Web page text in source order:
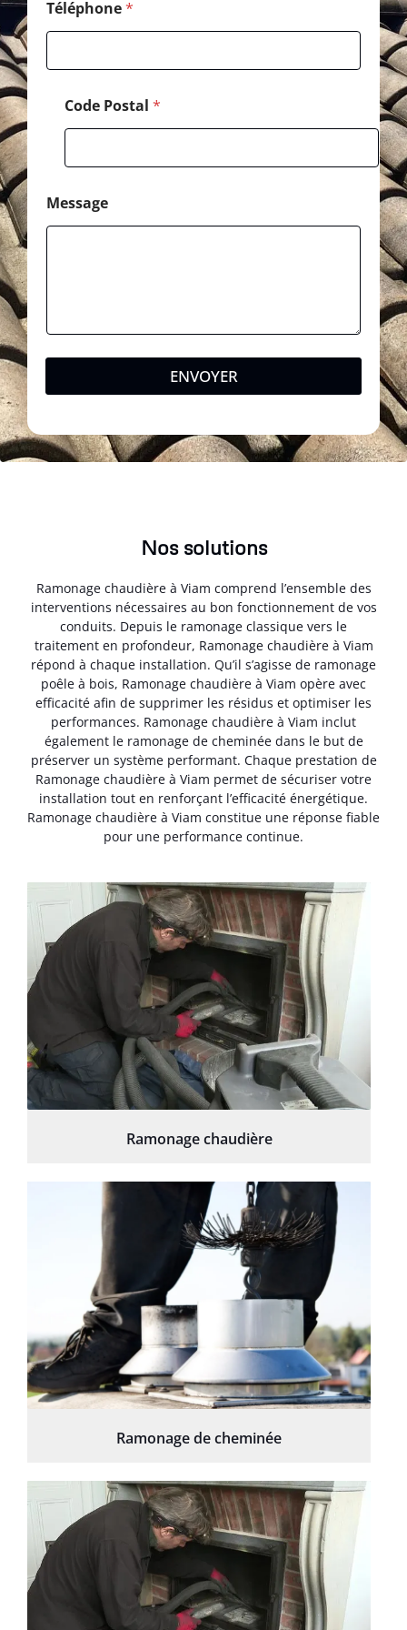
Téléphone*
Code Postal *
m
a
i
l
Message
ENVOYER
Nos solutions
Ramonage chaudière à Viam comprend l’ensemble des
interventions nécessaires au bon fonctionnement de vos
conduits. Depuis le ramonage classique vers le
traitement en profondeur, Ramonage chaudière à Viam
répond à chaque installation. Qu’il s’agisse de ramonage
poêle à bois, Ramonage chaudière à Viam opère avec
efficacité afin de supprimer les résidus et optimiser les
performances. Ramonage chaudière à Viam inclut
également le ramonage de cheminée dans le but de
préserver un système performant. Chaque prestation de
Ramonage chaudière à Viam permet de sécuriser votre
installation tout en renforçant l’efficacité énergétique.
Ramonage chaudière à Viam constitue une réponse fiable
pour une performance continue.
Ramonage chaudière
Ramonage de cheminée